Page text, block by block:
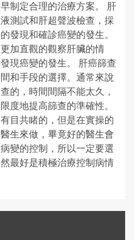
制定合理的治療方案。 肝
測試和肝超聲波檢查，採
發現和確診癌變的發生。
加直觀的觀察肝臟的情
現癌變的發生。 肝癌篩查
和手段的選擇。通常來說
的，時間間隔不能太久，
度地提高篩查的準確性。
目共睹的，但是在實操的
生來做，畢竟好的醫生會
變的控制，所以一定要選
最好是積極治療控制病情